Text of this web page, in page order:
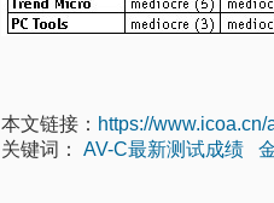
本文链接： https://www.icoa.cn/
关键词： AV-C最新测试成绩